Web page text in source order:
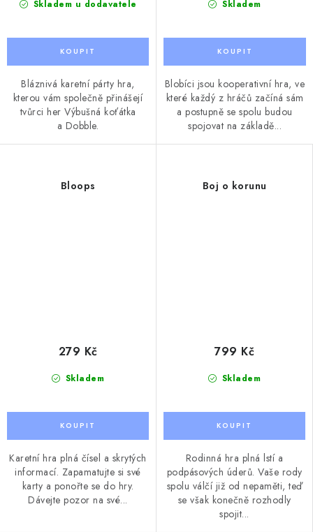
Skladem u dodavatele
Bláznivá karetní párty hra,
kterou vám společně přinášejí
tvůrci her Výbušná koťátka
a Dobble.
Skladem
Blobíci jsou kooperativní hra, ve
které každý z hráčů začíná sám
a postupně se spolu budou
spojovat na základě...
Bloops
Skladem
279 Kč
Karetní hra plná čísel a skrytých
informací. Zapamatujte si své
karty a ponořte se do hry.
Dávejte pozor na své...
Boj o korunu
Skladem
799 Kč
Rodinná hra plná lstí a
podpásových úderů. Vaše rody
spolu válčí již od nepaměti, teď
se však konečně rozhodly
spojit...